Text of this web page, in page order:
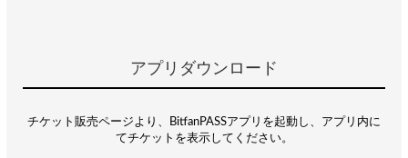
アプリダウンロード
チケット販売ページより、BitfanPASSアプリを起動し、アプリ内に
てチケットを表示してください。